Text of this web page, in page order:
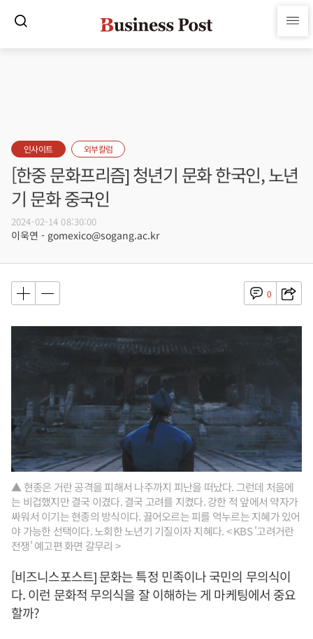
인사이트 외부칼럼
[한중 문화프리즘] 청년기 문화 한국인, 노년
기 문화 중국인
2024-02-14 08:30:00
이욱연 - gomexico@sogang.ac.kr
0
▲ 현종은 거란 공격을 피해서 나주까지 피난을 떠났다. 그런데 처음에
는 비겁했지만 결국 이겼다. 결국 고려를 지켰다. 강한 적 앞에서 약자가
싸워서 이기는 현종의 방식이다. 끓어오르는 피를 억누르는 지혜가 있어
야 가능한 선택이다. 노회한 노년기 기질이자 지혜다. < KBS '고려거란
전쟁' 예고편 화면 갈무리 >
[비즈니스포스트] 문화는 특정 민족이나 국민의 무의식이
다. 이런 문화적 무의식을 잘 이해하는 게 마케팅에서 중요
할까?